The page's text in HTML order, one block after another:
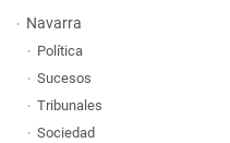
Navarra
Política
Sucesos
Tribunales
Sociedad